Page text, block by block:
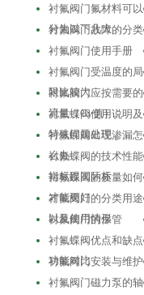
衬氟阀门氟材料可以
分为以下几大…
衬氟阀门故障的分类
衬氟阀门使用手册
衬氟阀门受温度的局
限比较大
衬氟阀门应按需要的
流量（Cv值）…
衬氟蝶阀使用说明及
特殊问题处理
衬氟蝶阀出现渗漏怎
么办
衬氟蝶阀的技术性能
指标跟国际标…
衬氟蝶阀的质量如何
才能更好
衬氟阀门的分类用途
以及使用情形
衬氟阀门的保管
衬氟蝶阀优点和缺点
功能对比
衬氟阀门安装与维护
衬氟阀门磁力泵的轴